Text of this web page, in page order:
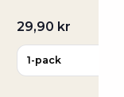
29,90 kr